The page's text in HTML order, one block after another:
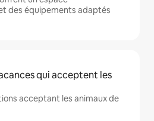
des équipements adaptés
qui acceptent les
acceptant les animaux de